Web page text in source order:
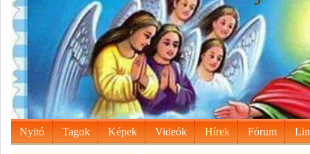
Nyitó Tagok Képek Videók Hírek Fórum